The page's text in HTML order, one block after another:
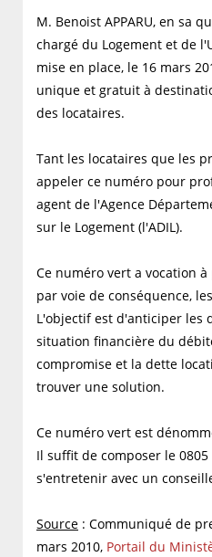
M. Benoist APPARU, en sa
chargé du Logement et de
mise en place, le 16 mars
unique et gratuit à
des locataires.
Tant les locataires que les
appeler ce numéro pour
agent de l'Agence
sur le Logement (l'ADIL).
Ce numéro vert a vocation
par voie de conséquence,
L'objectif est d'anticiper les
situation financière du
compromise et la dette
trouver une solution.
Ce numéro vert est
Il suffit de composer le
s'entretenir avec un
Source : Communiqué de
mars 2010, Portail du